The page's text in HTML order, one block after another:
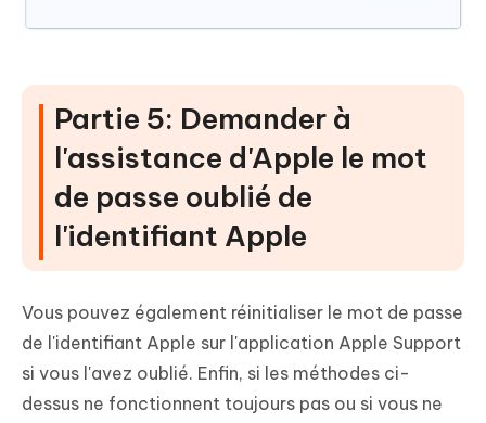
Partie 5: Demander à
l'assistance d'Apple le mot
de passe oublié de
l'identifiant Apple
Vous pouvez également réinitialiser le mot de passe
de l'identifiant Apple sur l'application Apple Support
si vous l'avez oublié. Enfin, si les méthodes ci-
dessus ne fonctionnent toujours pas ou si vous ne